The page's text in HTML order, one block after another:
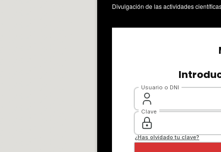
Divulgación de las actividades